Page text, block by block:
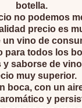
botella.
no podemos
precio es
un vino de
para todos los
y saborse de
muy superior.
boca, con un
y